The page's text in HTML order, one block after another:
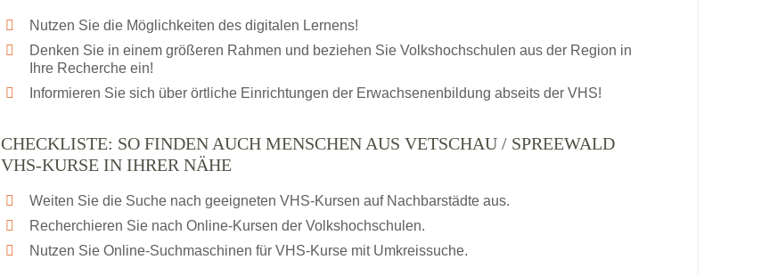
Nutzen Sie die Möglichkeiten des digitalen Lernens!
Denken Sie in einem größeren Rahmen und beziehen Sie Volkshochschulen aus der Region in
Ihre Recherche ein!
Informieren Sie sich über örtliche Einrichtungen der Erwachsenenbildung abseits der VHS!
CHECKLISTE: SO FINDEN AUCH MENSCHEN AUS VETSCHAU / SPREEWALD
VHS-KURSE IN IHRER NÄHE
Weiten Sie die Suche nach geeigneten VHS-Kursen auf Nachbarstädte aus.
Recherchieren Sie nach Online-Kursen der Volkshochschulen.
Nutzen Sie Online-Suchmaschinen für VHS-Kurse mit Umkreissuche.